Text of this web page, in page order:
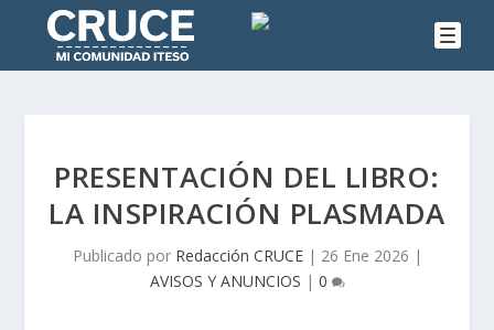
PRESENTACIÓN DEL LIBRO:
LA INSPIRACIÓN PLASMADA
Publicado por Redacción CRUCE| 26 Ene 2026 |
AVISOS Y ANUNCIOS | 0